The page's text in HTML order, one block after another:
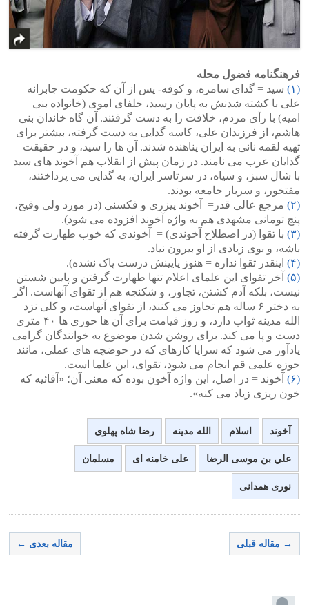
فرهنگنامه فضول محله
(۱)
سید = گدای سامره، و کوفه- پس از آن که حکومت جابرانه
علی با کشته شدنش به پایان رسید، خلفای اموی (خانواده بنی
امیه) با رأی مردم، خلافت را به دست گرفتند. آن گاه خاندان بنی
هاشم، از فرزندان علی، کاسه گدایی به دست گرفته، بیشتر برای
تهیه لقمه نانی به ایران پناهنده شدند. آن ها را سید، و در حقیقت
گدایان عرب می نامند. در زمان پیش از انقلاب هم آخوند های سید
با شال سبز، و سیاه، در سرتاسر ایران، به گدایی می پرداختند،
مفتخور، و سربار جامعه بودند.
(۲)
مرجع عالی قدر= آخوند پیزری و فکسنی (در مورد ولی وقیح،
پنج تومانی مشهدی هم به واژه آخوند افزوده می شود).
(۳)
با تقوا (در اصطلاح آخوندی) = آخوندی که خوب طهارت گرفته
باشه، و بوی زیادی از او بیرون نیاد.
(۴)
اینقدر تقوا نداره = هنوز پایینش درست پاک نشده).
(۵)
آخر تقوای این علمای اعلام تنها طهارت گرفتن و پایین شستن
نیست، بلکه آدم کشتن، تجاوز، و شکنجه هم از تقوای آنهاست. اگر
به دختر ۶ ساله هم تجاوز می کنند، از تقوای آنهاست، و کلی نزد
الله مدینه ثواب دارد، و روز قیامت برای آن ها حوری ها ۴۰ متری
دست و پا می کند. برای روشن شدن موضوع به خوانندگان گرامی
یادآور می شود که سراپا کارهای که در حوضچه های عملی، مانند
حوزه علمی قم انجام می شود، تقوای، این علما است.
(۶)
آخوند = در اصل، این واژه آخون بوده که معنی آن؛ «آقائیه که
خون ریزی زیاد می کنه».
آخوند اسلام الله مدینه رضا شاه پهلوی
علي بن موسى الرضا علی خامنه ای مسلمان
نوری همدانی
→ مقاله قبلی مقاله بعدی ←